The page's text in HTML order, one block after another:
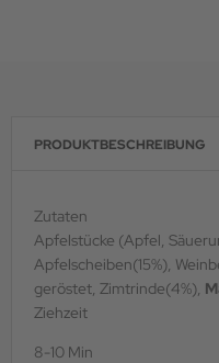
PRODUKTBESCHREIBUNG
Zutaten
Apfelstücke (Apfel,
Apfelscheiben(15%),
geröstet, Zimtrinde(4%),
Ziehzeit
8-10 Min